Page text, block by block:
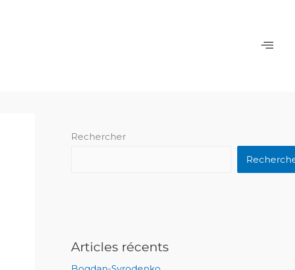
Rechercher
Articles récents